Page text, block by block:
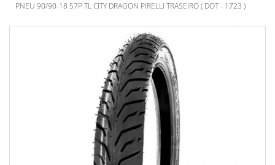
PNEU 90/90-18 57P TL CITY DRAGON PIRELLI TRASEIRO ( DOT - 1723 )